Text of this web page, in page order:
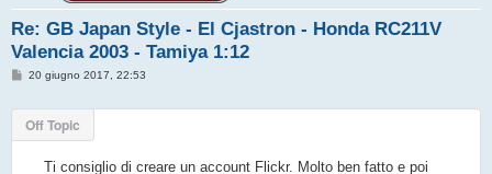
Re: GB Japan Style - El Cjastron - Honda RC211V
Valencia 2003 - Tamiya 1:12
M
s
a
g
20 giugno 2017, 22:53
Off Topic
Ti consiglio di creare un account Flickr. Molto ben fatto e poi